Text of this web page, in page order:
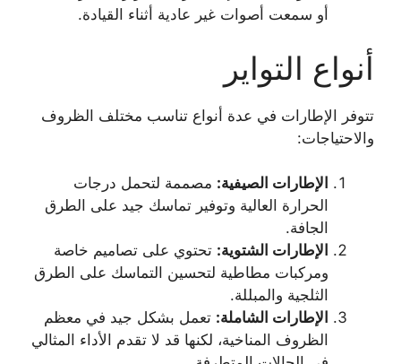
أو سمعت أصوات غير عادية أثناء القيادة.
أنواع التواير
تتوفر الإطارات في عدة أنواع تناسب مختلف الظروف
والاحتياجات:
الإطارات الصيفية: مصممة لتحمل درجات
الحرارة العالية وتوفير تماسك جيد على الطرق
الجافة.
الإطارات الشتوية: تحتوي على تصاميم خاصة
ومركبات مطاطية لتحسين التماسك على الطرق
الثلجية والمبللة.
الإطارات الشاملة: تعمل بشكل جيد في معظم
الظروف المناخية، لكنها قد لا تقدم الأداء المثالي